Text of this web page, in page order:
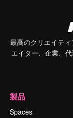
最高のクリエイテ
エイター、企業、
製品
Spaces